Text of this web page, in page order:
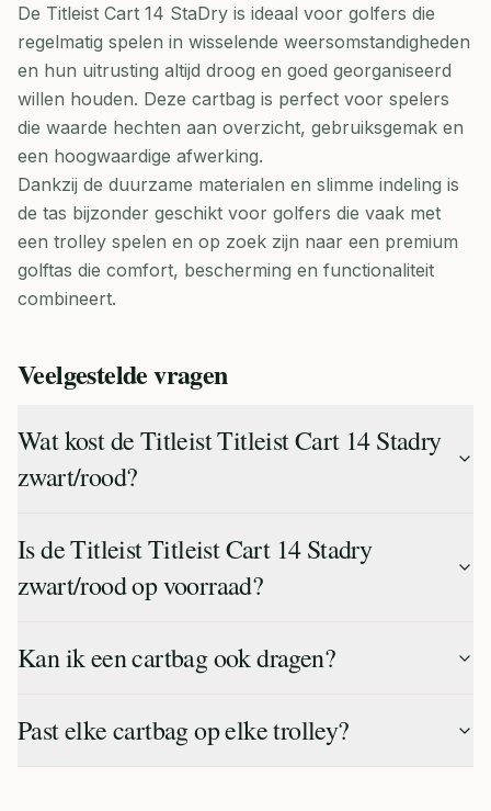
De Titleist Cart 14 StaDry is ideaal voor golfers die
regelmatig spelen in wisselende weersomstandigheden
en hun uitrusting altijd droog en goed georganiseerd
willen houden. Deze cartbag is perfect voor spelers
die waarde hechten aan overzicht, gebruiksgemak en
een hoogwaardige afwerking.
Dankzij de duurzame materialen en slimme indeling is
de tas bijzonder geschikt voor golfers die vaak met
een trolley spelen en op zoek zijn naar een premium
golftas die comfort, bescherming en functionaliteit
combineert.
Veelgestelde vragen
Wat kost de Titleist Titleist Cart 14 Stadry
zwart/rood?
Is de Titleist Titleist Cart 14 Stadry
zwart/rood op voorraad?
Kan ik een cartbag ook dragen?
Past elke cartbag op elke trolley?